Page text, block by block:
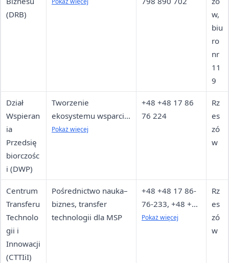
(DRB)
w,
biu
ro
nr
11
9
Dział
Wspieran
ia
Przedsię
biorczośc
i (DWP)
Tworzenie
ekosystemu wsparcia
przedsiębiorczości,
Pokaż więcej
+48 +48 17 86
76 224
Rz
es
zó
w
Centrum
Transferu
Technolo
gii i
Innowacji
(CTTIiI)
Pośrednictwo nauka–
biznes, transfer
technologii dla MSP
+48 +48 17 86-
76-233, +48 +48
17 86 76 234,
Pokaż więcej
Rz
es
zó
w